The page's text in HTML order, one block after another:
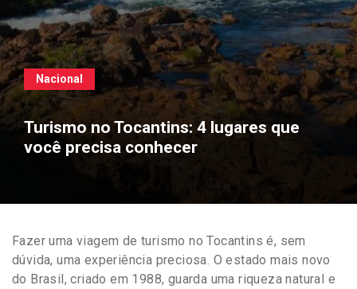
Nacional
Turismo no Tocantins: 4 lugares que
você precisa conhecer
Fazer uma viagem de turismo no Tocantins é, sem
dúvida, uma experiência preciosa. O estado mais novo
do Brasil, criado em 1988, guarda uma riqueza natural e